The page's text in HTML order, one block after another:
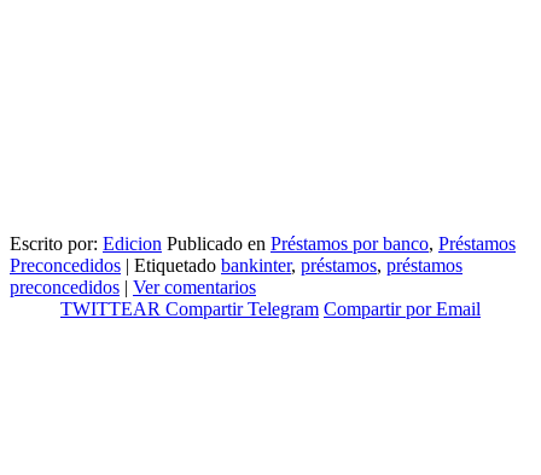
Escrito por: Edicion Publicado en Préstamos por banco, Préstamos
Preconcedidos | Etiquetado bankinter, préstamos, préstamos
preconcedidos | Ver comentarios
TWITTEAR CompartirTelegram Compartir por Email